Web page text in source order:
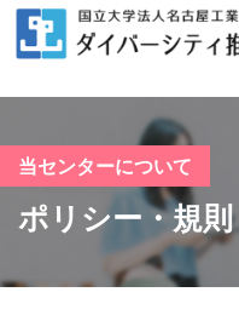
当センターについて
ポリシー・規則